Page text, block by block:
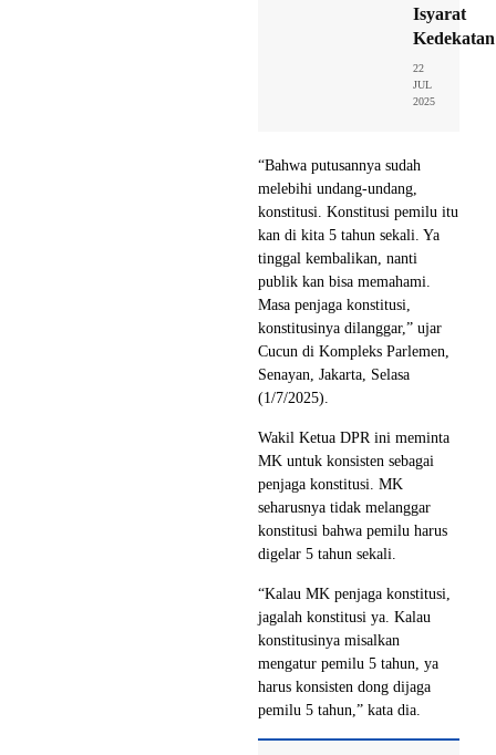
Isyarat
Kedekatan
22
JUL
2025
“Bahwa putusannya sudah
melebihi undang-undang,
konstitusi. Konstitusi pemilu itu
kan di kita 5 tahun sekali. Ya
tinggal kembalikan, nanti
publik kan bisa memahami.
Masa penjaga konstitusi,
konstitusinya dilanggar,” ujar
Cucun di Kompleks Parlemen,
Senayan, Jakarta, Selasa
(1/7/2025).
Wakil Ketua DPR ini meminta
MK untuk konsisten sebagai
penjaga konstitusi. MK
seharusnya tidak melanggar
konstitusi bahwa pemilu harus
digelar 5 tahun sekali.
“Kalau MK penjaga konstitusi,
jagalah konstitusi ya. Kalau
konstitusinya misalkan
mengatur pemilu 5 tahun, ya
harus konsisten dong dijaga
pemilu 5 tahun,” kata dia.